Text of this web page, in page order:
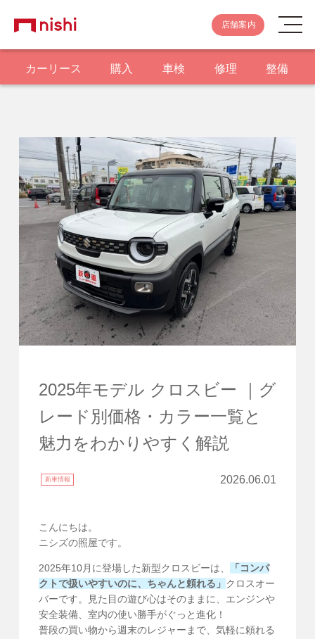
店舗案内
カーリース 購入 車検 修理 整備
2025年モデル クロスビー ｜グ
レード別価格・カラー一覧と
魅力をわかりやすく解説
新車情報 2026.06.01
こんにちは。
ニシズの照屋です。
2025年10月に登場した新型クロスビーは、
「コンパ
クトで扱いやすいのに、ちゃんと頼れる」 クロスオー
バーです。見た目の遊び心はそのままに、エンジンや
安全装備、室内の使い勝手がぐっと進化！
普段の買い物から週末のレジャーまで、気軽に頼れる